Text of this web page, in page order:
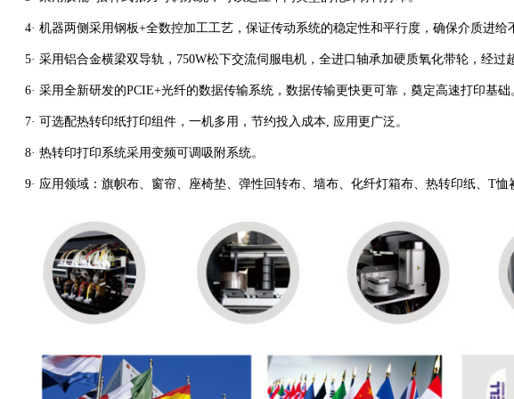
4· 机器两侧采用钢板+全数控加工工艺，保证传动系统的稳定性和平行度，确保介质进给
5· 采用铝合金横梁双导轨，750W松下交流伺服电机，全进口轴承加硬质氧化带轮，经
6· 采用全新研发的PCIE+光纤的数据传输系统，数据传输更快更可靠，奠定高速打印基
7· 可选配热转印纸打印组件，一机多用，节约投入成本, 应用更广泛。
8· 热转印打印系统采用变频可调吸附系统。
9· 应用领域：旗帜布、窗帘、座椅垫、弹性回转布、墙布、化纤灯箱布、热转印纸、T恤